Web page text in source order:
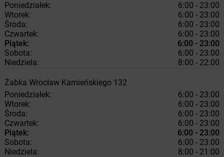
Poniedziałek:
6:00 - 23:00
Wtorek:
6:00 - 23:00
Środa:
6:00 - 23:00
Czwartek:
6:00 - 23:00
Piątek:
6:00 - 23:00
Sobota:
6:00 - 23:00
Niedziela:
8:00 - 22:00
Żabka Wrocław Kamieńskiego 132
Poniedziałek:
6:00 - 23:00
Wtorek:
6:00 - 23:00
Środa:
6:00 - 23:00
Czwartek:
6:00 - 23:00
Piątek:
6:00 - 23:00
Sobota:
6:00 - 23:00
Niedziela:
8:00 - 21:00